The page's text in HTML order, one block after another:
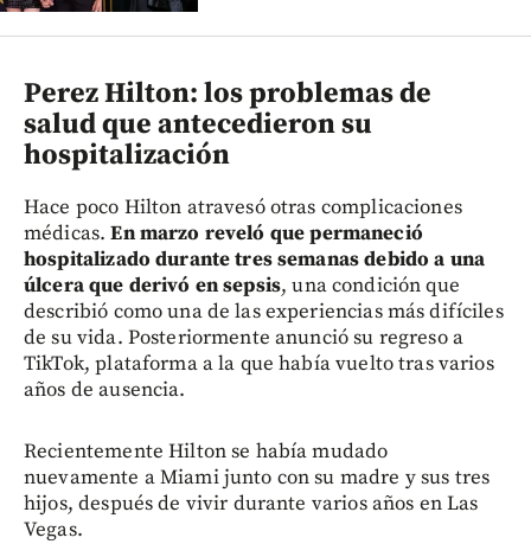
Perez Hilton: los problemas de
salud que antecedieron su
hospitalización
Hace poco Hilton atravesó otras complicaciones
médicas.En marzo reveló que permaneció
hospitalizado durante tres semanas debido a una
úlcera que derivó en sepsis, una condición que
describió como una de las experiencias más difíciles
de su vida. Posteriormente anunció su regreso a
TikTok, plataforma a la que había vuelto tras varios
años de ausencia.
Recientemente Hilton se había mudado
nuevamente a Miami junto con su madre y sus tres
hijos, después de vivir durante varios años en Las
Vegas.